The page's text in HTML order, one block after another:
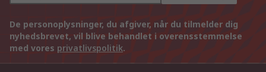
De personoplysninger, du afgiver, når du tilmelder dig
nyhedsbrevet, vil blive behandlet i overensstemmelse
med vores privatlivspolitik.